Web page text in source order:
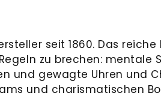
seit 1860. Das reiche
zu brechen: mentale
und gewagte Uhren und
und charismatischen